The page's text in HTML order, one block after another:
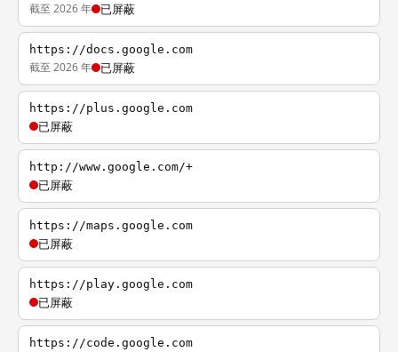
截至 2026 年 已屏蔽
https://docs.google.com
截至 2026 年 已屏蔽
https://plus.google.com
已屏蔽
http://www.google.com/+
已屏蔽
https://maps.google.com
已屏蔽
https://play.google.com
已屏蔽
https://code.google.com